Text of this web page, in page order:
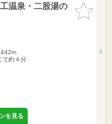
お気に入
りに追加
温泉・二股湯の
て約４分
を見る